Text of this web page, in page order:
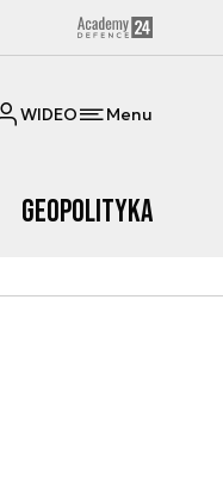
WIDEO Menu
Geopolityka